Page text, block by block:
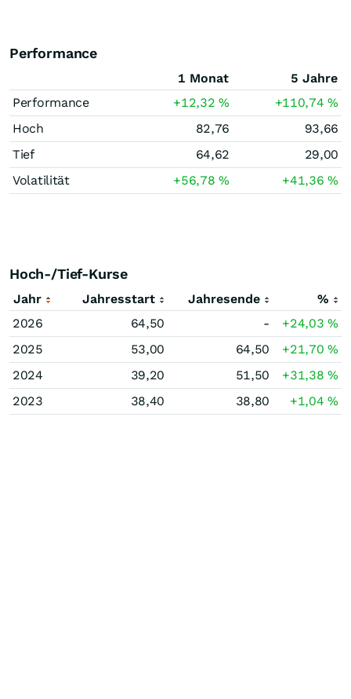
Performance
1 Monat
5 Jahre
Performance
+12,32% +110,74%
Hoch
82,76
93,66
Tief
64,62
29,00
Volatilität
+56,78% +41,36%
Hoch-/Tief-Kurse
Jahr Jahresstart Jahresende
%
2026
64,50 - +24,03%
2025
53,00 64,50 +21,70%
2024
39,20 51,50 +31,38%
2023
38,40 38,80 +1,04%